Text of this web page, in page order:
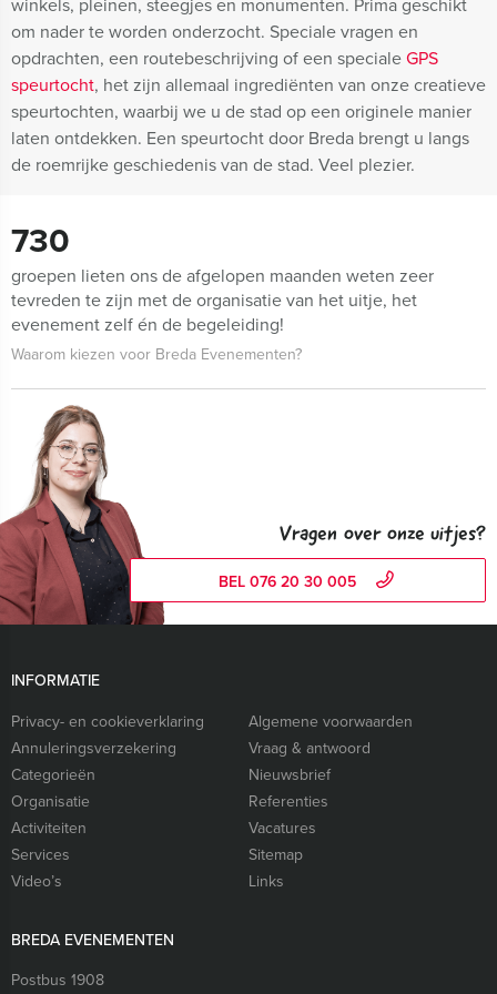
om nader te worden onderzocht. Speciale vragen en
opdrachten, een routebeschrijving of een specialeGPS
speurtocht, het zijn allemaal ingrediënten van onze creatieve
speurtochten, waarbij we u de stad op een originele manier
laten ontdekken. Een speurtocht door Breda brengt u langs
de roemrijke geschiedenis van de stad. Veel plezier.
730
groepen lieten ons de afgelopen maanden weten zeer
tevreden te zijn met de organisatie van het uitje, het
evenement zelf én de begeleiding!
Waarom kiezen voor Breda Evenementen?
Vragen over onze uitjes?
BEL 076 20 30 005
INFORMATIE
Privacy- en cookieverklaring
Algemene voorwaarden
Annuleringsverzekering
Vraag & antwoord
Categorieën
Nieuwsbrief
Organisatie
Referenties
Activiteiten
Vacatures
Services
Sitemap
Video’s
Links
BREDA EVENEMENTEN
Postbus 1908